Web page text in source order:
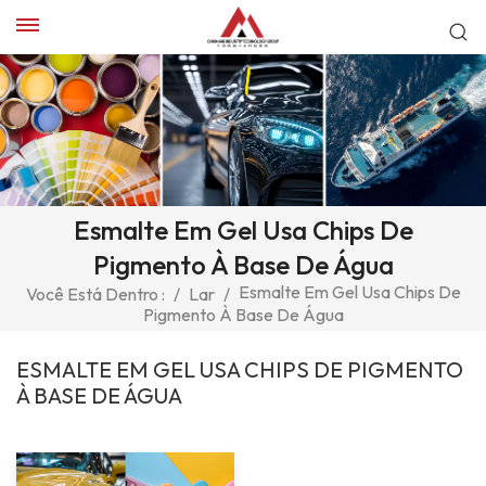
Esmalte Em Gel Usa Chips De
Pigmento À Base De Água
Você Está Dentro : / Lar / Esmalte Em Gel Usa Chips De
Pigmento À Base De Água
ESMALTE EM GEL USA CHIPS DE PIGMENTO
À BASE DE ÁGUA